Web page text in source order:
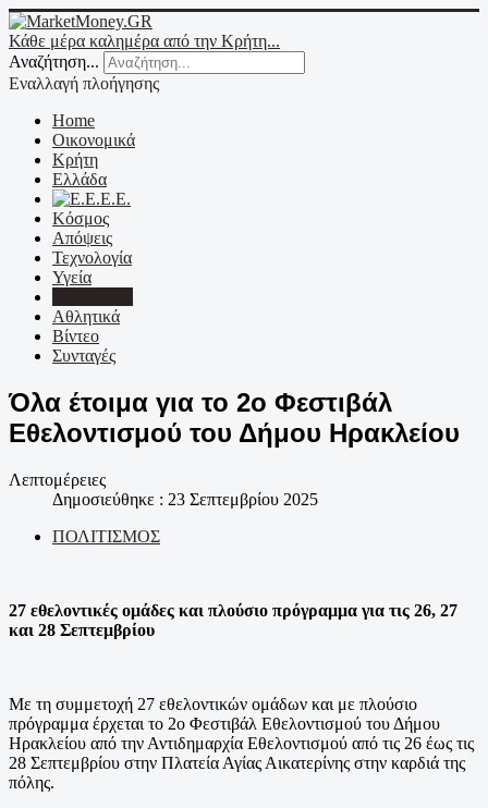
Κάθε μέρα καλημέρα από την Κρήτη...
Αναζήτηση...
Εναλλαγή πλοήγησης
Home
Οικονομικά
Κρήτη
Ελλάδα
Ε.Ε.
Κόσμος
Απόψεις
Τεχνολογία
Υγεία
Αθλητικά
Βίντεο
Συνταγές
Όλα έτοιμα για το 2ο Φεστιβάλ
Εθελοντισμού του Δήμου Ηρακλείου
Λεπτομέρειες
Δημοσιεύθηκε : 23 Σεπτεμβρίου 2025
ΠΟΛΙΤΙΣΜΟΣ
27 εθελοντικές ομάδες και πλούσιο πρόγραμμα για τις 26, 27
και 28 Σεπτεμβρίου
Με τη συμμετοχή 27 εθελοντικών ομάδων και με πλούσιο
πρόγραμμα έρχεται το 2ο Φεστιβάλ Εθελοντισμού του Δήμου
Ηρακλείου από την Αντιδημαρχία Εθελοντισμού από τις 26 έως τις
28 Σεπτεμβρίου στην Πλατεία Αγίας Αικατερίνης στην καρδιά της
πόλης.